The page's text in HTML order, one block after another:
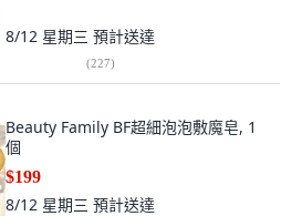
8/12 星期三 預計送達
(227)
Beauty Family BF超細泡泡敷魔皂, 1
個
$199
8/12 星期三 預計送達